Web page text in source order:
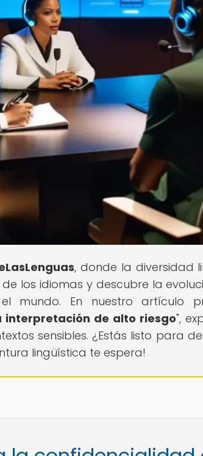
, donde la diversidad
los idiomas y descubre la
mundo. En nuestro artículo
interpretación de alto riesgo",
sensibles. ¿Estás listo para
lingüística te espera!